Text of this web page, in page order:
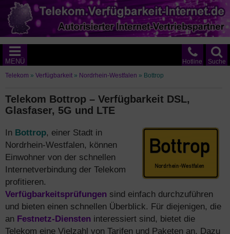
Suche
Hotline
MENÜ
Telekom » Verfügbarkeit » Nordrhein-Westfalen » Bottrop
Telekom Bottrop – Verfügbarkeit DSL,
Glasfaser, 5G und LTE
In Bottrop, einer Stadt in
Nordrhein-Westfalen, können
Einwohner von der schnellen
Internetverbindung der Telekom
profitieren.
Verfügbarkeitsprüfungen sind einfach durchzuführen
und bieten einen schnellen Überblick. Für diejenigen, die
an Festnetz-Diensten interessiert sind, bietet die
Telekom eine Vielzahl von Tarifen und Paketen an. Dazu